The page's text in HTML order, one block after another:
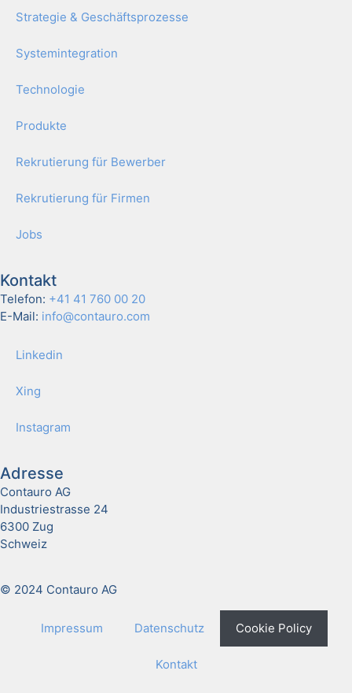
Stra­te­gie & Geschäfts­pro­zes­se
Sys­tem­in­te­gra­ti­on
Tech­no­lo­gie
Pro­duk­te
Rekru­tie­rung für Bewer­ber
Rekru­tie­rung für Fir­men
Jobs
Kontakt
Telefon: +41 41 760 00 20
E-Mail: info@contauro.com
Lin­ke­din
Xing
Insta­gram
Adresse
Contauro AG
Industriestrasse 24
6300 Zug
Schweiz
© 2024 Contauro AG
Impres­sum Daten­schutz Coo­kie Poli­cy
Kon­takt